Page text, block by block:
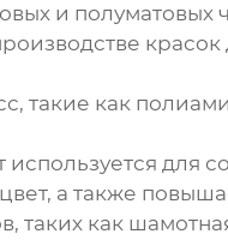
и
такие как
используется для
а также
таких как